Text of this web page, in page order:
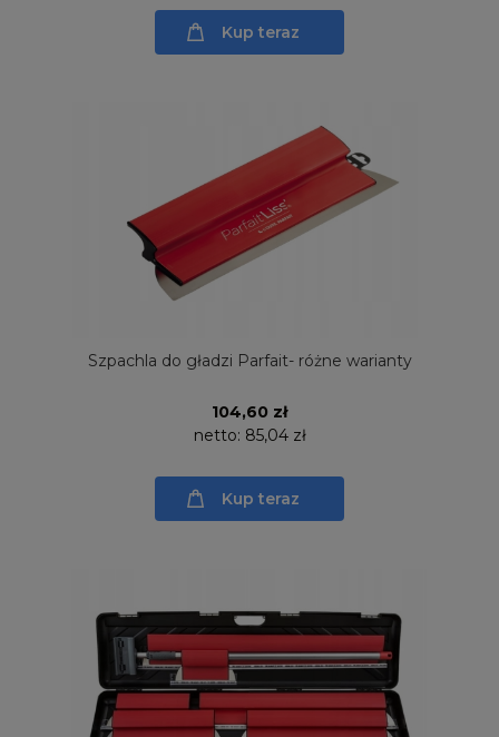
Kup teraz
Szpachla do gładzi Parfait- różne warianty
104,60 zł
netto: 85,04 zł
Kup teraz